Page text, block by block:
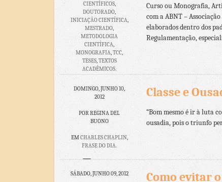
CIENTÍFICOS,
DOUTORADO,
INICIAÇÃO CIENTÍFICA,
MESTRADO,
METODOLOGIA
CIENTÍFICA,
MONOGRAFIA,TCC,
TESES,TEXTOS
ACADÊMICOS.
NENHUM
COMENTÁRIO
Curso ou Monografia,
com a ABNT –
elaborados dentro dos
Regulamentação,
DOMINGO, JUNHO 10,
2012
POR REGINA DEL
BUONO
EMCHARLES CHAPLIN,
FRASE DO DIA.
NENHUM
COMENTÁRIO
Classe e
“Bom mesmo é ir à luta
ousadia, pois o triunfo
SÁBADO, JUNHO 09, 2012 Como evitar